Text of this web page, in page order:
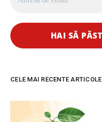
CELE MAI RECENTE ARTICOLE